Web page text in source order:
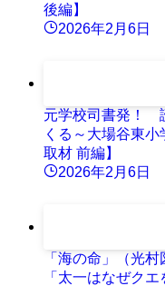
後編】
2026年2月6日
元学校司書発！
くる～大場谷東
取材 前編】
2026年2月6日
「海の命」（光
「太一はなぜク